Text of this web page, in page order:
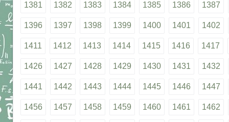
1381 1382 1383 1384 1385 1386 1387
1396 1397 1398 1399 1400 1401 1402
1411 1412 1413 1414 1415 1416 1417
1426 1427 1428 1429 1430 1431 1432
1441 1442 1443 1444 1445 1446 1447
1456 1457 1458 1459 1460 1461 1462